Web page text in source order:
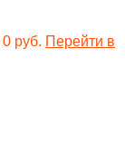
0 руб. Перейти в